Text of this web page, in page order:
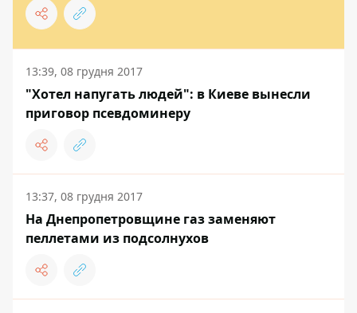
13:39, 08 грудня 2017
"Хотел напугать людей": в Киеве вынесли
приговор псевдоминеру
13:37, 08 грудня 2017
На Днепропетровщине газ заменяют
пеллетами из подсолнухов